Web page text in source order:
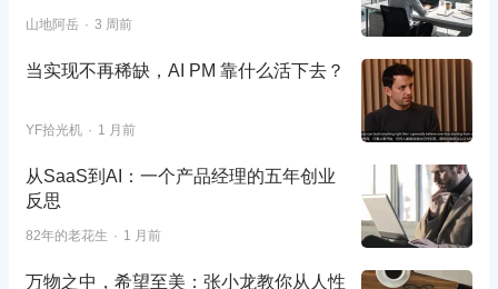
山地阿岳 3 周前
当实现不再稀缺，AI PM 靠什么活下去？
YF拾光机 1 月前
从SaaS到AI：一个产品经理的五年创业
反思
82年的老花生 1 月前
万物之中，希望至美：张小龙教你从人性